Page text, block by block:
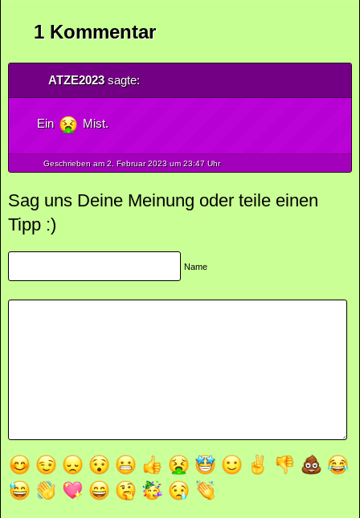
1 Kommentar
ATZE2023sagte:
Ein Mist.
Geschrieben am 2. Februar2023um 23:47 Uhr
Sag uns Deine Meinung oder teile einen
Tipp :)
Name